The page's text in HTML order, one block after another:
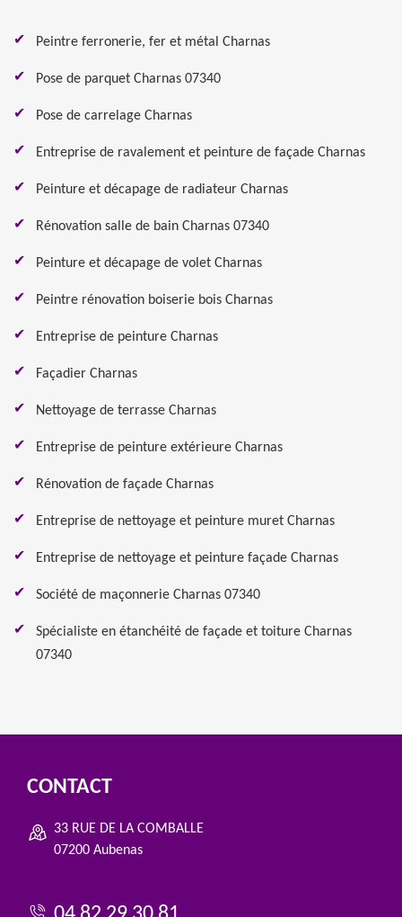
Peintre ferronerie, fer et métal Charnas
Pose de parquet Charnas 07340
Pose de carrelage Charnas
Entreprise de ravalement et peinture de façade Charnas
Peinture et décapage de radiateur Charnas
Rénovation salle de bain Charnas 07340
Peinture et décapage de volet Charnas
Peintre rénovation boiserie bois Charnas
Entreprise de peinture Charnas
Façadier Charnas
Nettoyage de terrasse Charnas
Entreprise de peinture extérieure Charnas
Rénovation de façade Charnas
Entreprise de nettoyage et peinture muret Charnas
Entreprise de nettoyage et peinture façade Charnas
Société de maçonnerie Charnas 07340
Spécialiste en étanchéité de façade et toiture Charnas
07340
CONTACT
33 RUE DE LA COMBALLE
07200 Aubenas